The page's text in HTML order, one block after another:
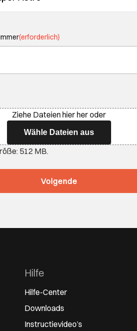
(erforderlich)
Ziehe Dateien hier her oder
Wähle Dateien aus
512 MB.
Hilfe
Hilfe-Center
Downloads
Instructievideo’s